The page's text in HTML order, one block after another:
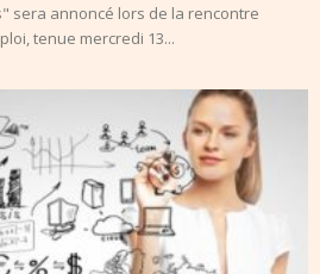
sera annoncé lors de la rencontre
tenue mercredi 13...